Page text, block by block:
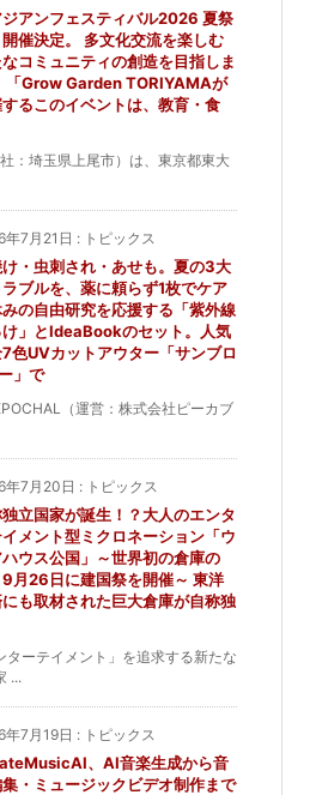
ジアンフェスティバル2026 夏祭
開催決定。 多文化交流を楽しむ
コミュニティの創造を目指しま
「Grow Garden TORIYAMAが
するこのイベントは、教育・食
：埼玉県上尾市）は、東京都東大
年7月21日 : トピックス
け・虫刺され・あせも。夏の3大
ブルを、薬に頼らず1枚でケア
の自由研究を応援する「紫外線
」とIdeaBookのセット。人気
色UVカットアウター「サンブロ
」で
（運営：株式会社ピーカブ
年7月20日 : トピックス
立国家が誕生！？大人のエンタ
メント型ミクロネーション「ウ
ハウス公国」～世界初の倉庫の
9月26日に建国祭を開催～ 東洋
も取材された巨大倉庫が自称独
ターテイメント」を追求する新たな
...
年7月19日 : トピックス
、AI音楽生成から音
・ミュージックビデオ制作まで